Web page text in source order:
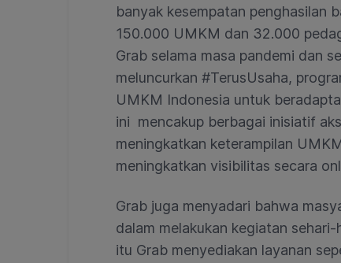
banyak kesempatan penghasilan
150.000 UMKM dan 32.000
Grab selama masa pandemi dan
meluncurkan #TerusUsaha,
UMKM Indonesia untuk
ini mencakup berbagai inisiatif
meningkatkan keterampilan
meningkatkan visibilitas secara
Grab juga menyadari bahwa
dalam melakukan kegiatan
itu Grab menyediakan layanan